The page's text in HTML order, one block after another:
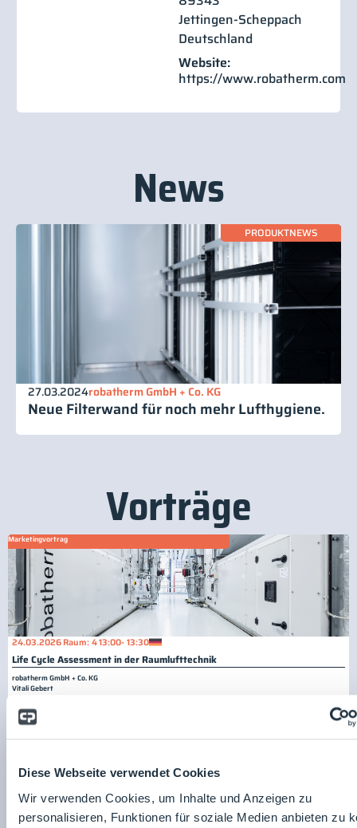
Diese Webseite verwendet Cookies
Wir verwenden Cookies, um Inhalte und Anzeigen zu
personalisieren, Funktionen für soziale Medien anbieten zu
Jettingen-Scheppach
Deutschland
Website:
https://www.robatherm.com
News
PRODUKTNEWS
27.03.2024robatherm GmbH + Co. KG
Neue Filterwand für noch mehr Lufthygiene.
Vorträge
Marketingvortrag
24.03.2026Raum: 413:00- 13:30
Life Cycle Assessment in der Raumlufttechnik
robatherm GmbH + Co. KG
Vitali Gebert
Fachvortrag